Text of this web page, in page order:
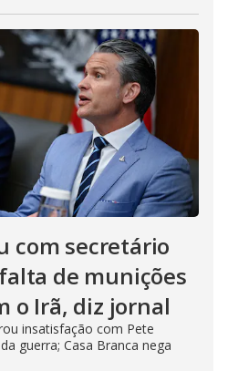
com secretário
de munições
o Irã, diz jornal
insatisfação com Pete
guerra; Casa Branca nega